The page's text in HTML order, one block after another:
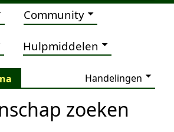
Community
Hulpmiddelen
Handelingen
zoeken